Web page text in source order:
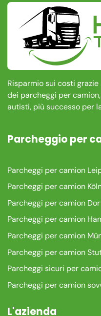
Risparmio sui costi
dei parcheggi per
autisti, più successo per
Parcheggio per
Parcheggi per camion
Parcheggi per camion
Parcheggi per camion
Parcheggi per camion
Parcheggi per camion
Parcheggi per camion
Parcheggi sicuri per
Parcheggi per camion
L'azienda